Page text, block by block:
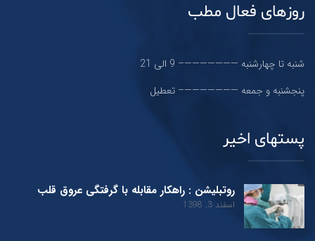
روزهای فعال مطب
شنبه تا چهارشنبه ———————– 9 الی 21
پنجشنبه و جمعه ———————– تعطیل
پستهای اخیر
روتبلیشن : راهکار مقابله با گرفتگی عروق قلب
اسفند 3, 1398